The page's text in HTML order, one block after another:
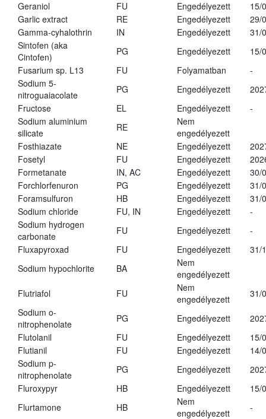
Geraniol
FU Engedélyezett
15/
Garlic extract
RE Engedélyezett
29/
Gamma-cyhalothrin
IN Engedélyezett
31/
Sintofen (aka
Cintofen)
PG Engedélyezett
15/
Fusarium sp. L13
FU Folyamatban
-
Sodium 5-
nitroguaiacolate
PG Engedélyezett
Fructose
EL Engedélyezett
-
Sodium aluminium
silicate
RE
Nem
engedélyezett
Fosthiazate
NE Engedélyezett
Fosetyl
FU Engedélyezett
Formetanate
IN, AC Engedélyezett
30/
Forchlorfenuron
PG Engedélyezett
31/
Foramsulfuron
HB Engedélyezett
31/
Sodium chloride
FU, IN Engedélyezett
-
Sodium hydrogen
carbonate
FU Engedélyezett
-
Fluxapyroxad
FU Engedélyezett
31/
Sodium hypochlorite
BA
Nem
engedélyezett
Flutriafol
FU
Nem
engedélyezett
31/
Sodium o-
nitrophenolate
PG Engedélyezett
Flutolanil
FU Engedélyezett
15/
Flutianil
FU Engedélyezett
14/
Sodium p-
nitrophenolate
PG Engedélyezett
Fluroxypyr
HB Engedélyezett
15/
Flurtamone
HB
Nem
engedélyezett
-